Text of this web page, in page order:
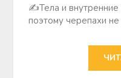
✍Тела и внутренние
поэтому черепахи